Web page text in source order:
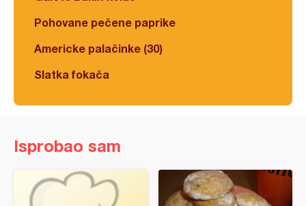
Pohovane pečene paprike
Americke palačinke (30)
Slatka fokača
Isprobao sam